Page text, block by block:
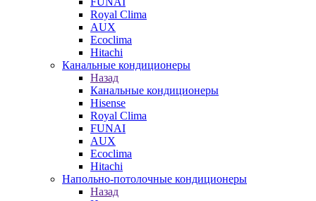
Royal Clima
AUX
Ecoclima
Hitachi
Канальные кондиционеры
Назад
Канальные кондиционеры
Hisense
Royal Clima
FUNAI
AUX
Ecoclima
Hitachi
Напольно-потолочные кондиционеры
Назад